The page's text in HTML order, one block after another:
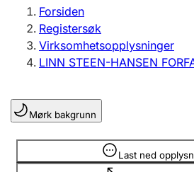
Enkeltpersonforetak
Registrere, endre, slette
Lag og forening
Registrere, endre, slette
Forsiden
Registersøk
Virksomhetsopplysninger
LINN STEEN-HANSEN
Mørk bakgrunn
Last ned
Opplysninger er skjult